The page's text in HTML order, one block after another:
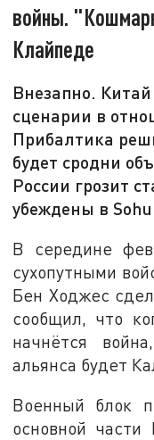
войны.
Клайпеде
Внезапно.
сценарии в
Прибалтика
будет сродни
России грозит
убеждены в
В середине
сухопутными
Бен Ходжес
сообщил, что
начнётся
альянса будет
Военный блок
основной